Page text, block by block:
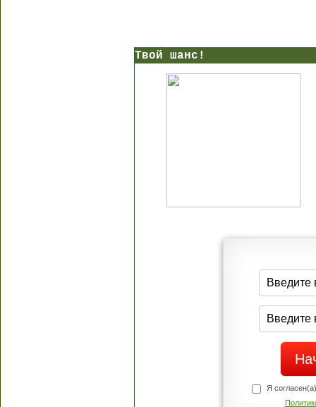
Твой шанс!
Я